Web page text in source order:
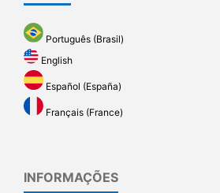
Português (Brasil)
English
Español (España)
Français (France)
INFORMAÇÕES